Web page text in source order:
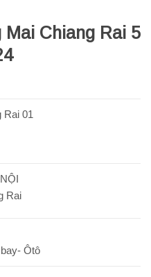
Mai Chiang Rai 5
Rai 01
Rai
Ôtô